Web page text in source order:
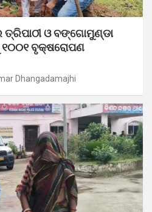
ତ୍ରିପାଠୀ ଓ ବଙ୍ଗୋମୁଣ୍ଡା
୧୦୦୧ ବୃକ୍ଷରୋପଣ
Dhangadamajhi